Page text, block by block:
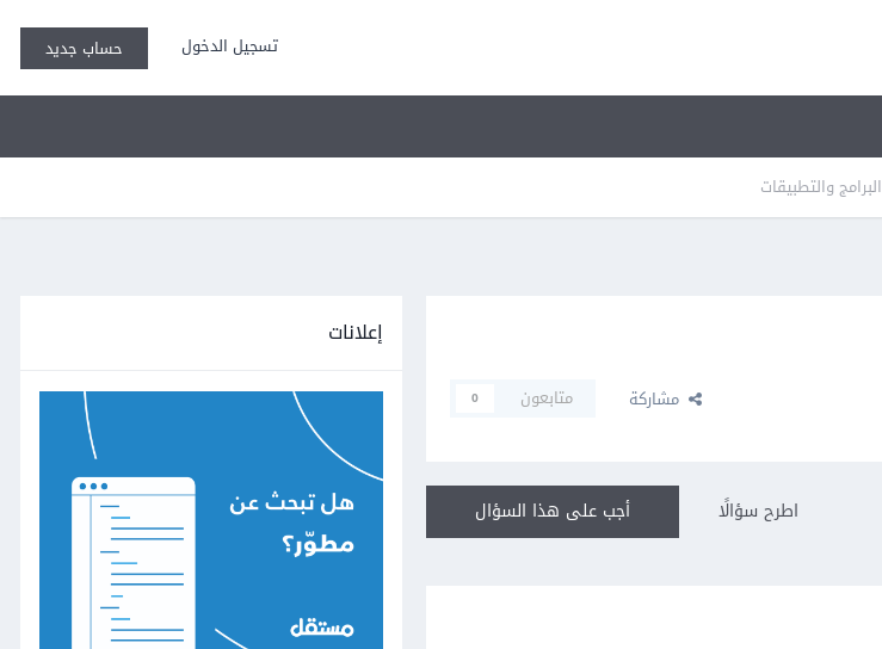
تسجيل الدخول حساب جديد
البرامج والتطبيقات
مشاركة متابعون 0
أجب على هذا السؤال اطرح سؤالًا
إعلانات